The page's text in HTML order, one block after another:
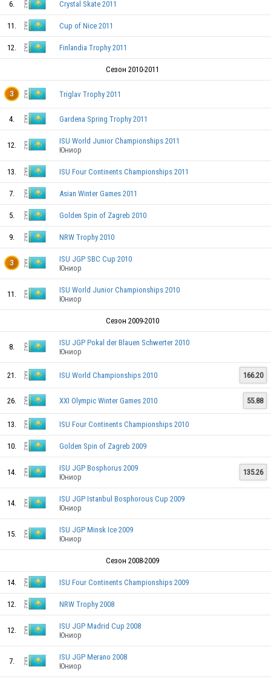
KAZ
KAZ
KAZ
KAZ
KAZ
KAZ
KAZ
KAZ
KAZ
KAZ
KAZ
KAZ
KAZ
KAZ
6. Crystal Skate 2011
11. Cup of Nice 2011
12. Finlandia Trophy 2011
Сезон 2010-2011
3 Triglav Trophy 2011
4. Gardena Spring Trophy 2011
12.
ISU World Junior Championships 2011
Юниор
13. ISU Four Continents Championships 2011
7. Asian Winter Games 2011
5. Golden Spin of Zagreb 2010
9. NRW Trophy 2010
3
ISU JGP SBC Cup 2010
Юниор
11.
ISU World Junior Championships 2010
Юниор
Сезон 2009-2010
8.
ISU JGP Pokal der Blauen Schwerter 2010
Юниор
21. ISU World Championships 2010 166.20
26. XXI Olympic Winter Games 2010 55.88
13. ISU Four Continents Championships 2010
10. Golden Spin of Zagreb 2009
14.
ISU JGP Bosphorus 2009
Юниор
135.26
14.
ISU JGP Istanbul Bosphorous Cup 2009
Юниор
15.
ISU JGP Minsk Ice 2009
Юниор
Сезон 2008-2009
14. ISU Four Continents Championships 2009
12. NRW Trophy 2008
12.
ISU JGP Madrid Cup 2008
Юниор
7.
ISU JGP Merano 2008
Юниор